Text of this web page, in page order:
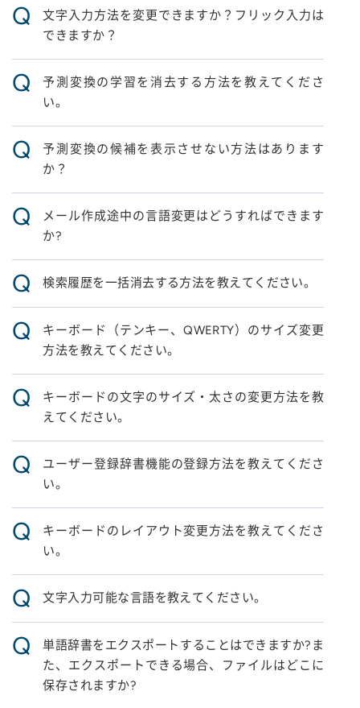
Q
文字入力方法を変更できますか？フリック入力は
できますか？
Q
予測変換の学習を消去する方法を教えてくださ
い。
Q
予測変換の候補を表示させない方法はあります
か？
Q
メール作成途中の言語変更はどうすればできます
か?
Q 検索履歴を一括消去する方法を教えてください。
Q
キーボード（テンキー、QWERTY）のサイズ変更
方法を教えてください。
Q
キーボードの文字のサイズ・太さの変更方法を教
えてください。
Q
ユーザー登録辞書機能の登録方法を教えてくださ
い。
Q
キーボードのレイアウト変更方法を教えてくださ
い。
Q 文字入力可能な言語を教えてください。
Q
単語辞書をエクスポートすることはできますか?ま
た、エクスポートできる場合、ファイルはどこに
保存されますか?